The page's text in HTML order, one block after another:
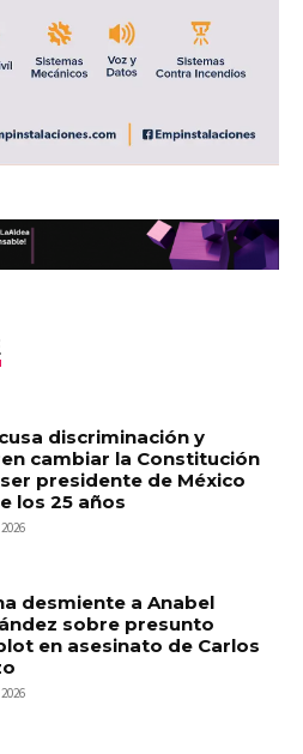
discriminación y
cambiar la Constitución
presidente de México
los 25 años
desmiente a Anabel
sobre presunto
en asesinato de Carlos